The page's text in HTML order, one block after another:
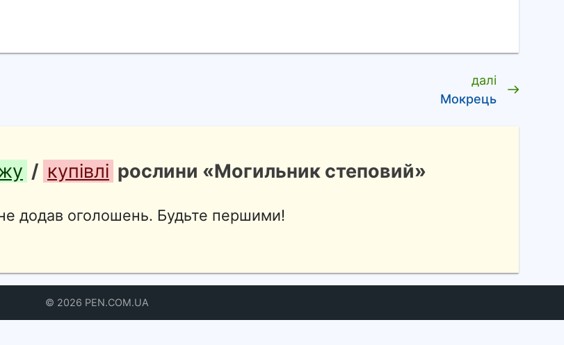
далі
Мокрець
/ купівлі рослини «Могильник степовий»
додав оголошень. Будьте першими!
© 2026 PEN.COM.UA